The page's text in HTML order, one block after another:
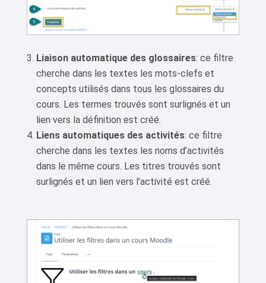
Liaison automatique des glossaires: ce filtre
cherche dans les textes les mots-clefs et
concepts utilisés dans tous les glossaires du
cours. Les termes trouvés sont surlignés et un
lien vers la définition est créé.
Liens automatiques des activités: ce filtre
cherche dans les textes les noms d’activités
dans le même cours. Les titres trouvés sont
surlignés et un lien vers l’activité est créé.